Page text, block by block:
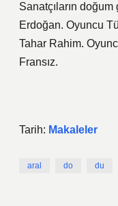
Sanatçıların
Erdoğan. Oyuncu
Tahar Rahim.
Fransız.
Tarih: Makaleler
aral do du